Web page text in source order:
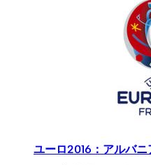
ユーロ2016：アルバ